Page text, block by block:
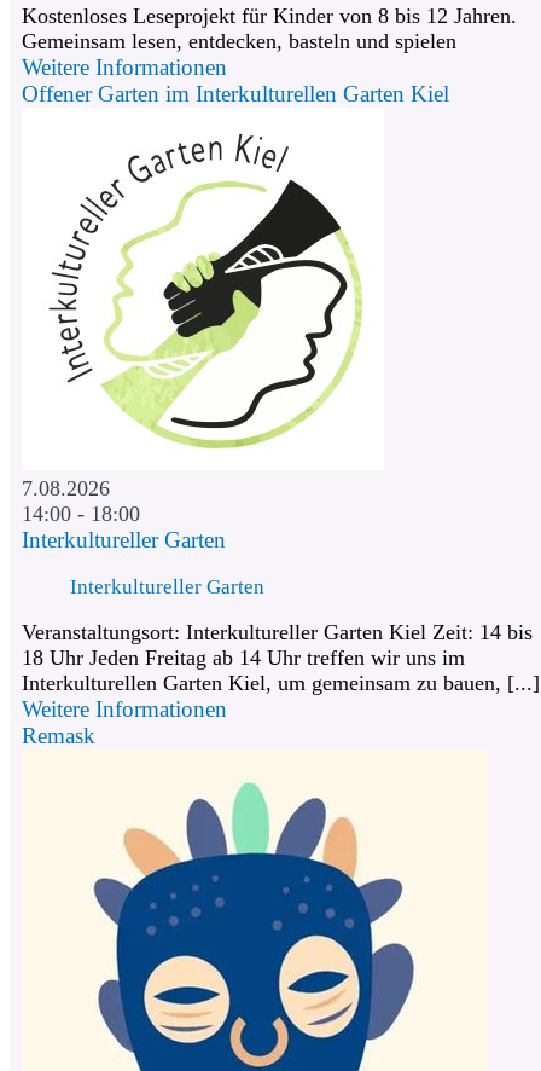
Kostenloses Leseprojekt für Kinder von 8 bis 12 Jahren.
Gemeinsam lesen, entdecken, basteln und spielen
Weitere Informationen
Offener Garten im Interkulturellen Garten Kiel
7.08.2026
14:00 - 18:00
Interkultureller Garten
Interkultureller Garten
Veranstaltungsort: Interkultureller Garten Kiel Zeit: 14 bis
18 Uhr Jeden Freitag ab 14 Uhr treffen wir uns im
Interkulturellen Garten Kiel, um gemeinsam zu bauen, [...]
Weitere Informationen
Remask